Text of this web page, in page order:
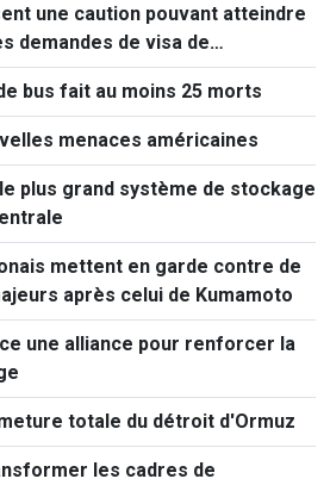
une caution pouvant atteindre
demandes de visa de
bus fait au moins 25 morts
menaces américaines
plus grand système de stockage
mettent en garde contre de
après celui de Kumamoto
une alliance pour renforcer la
totale du détroit d'Ormuz
les cadres de